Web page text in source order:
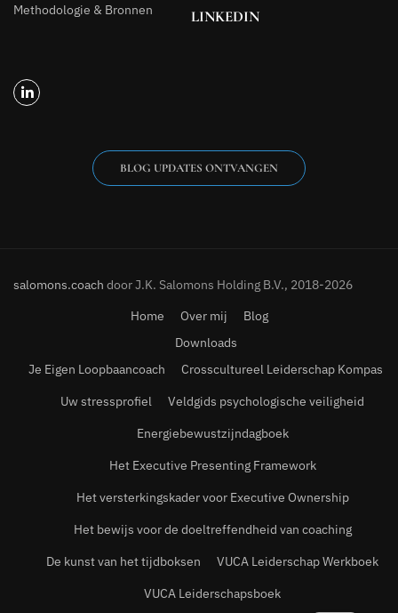
Methodologie & Bronnen
LINKEDIN
BLOG UPDATES ONTVANGEN
salomons.coach door J.K. Salomons Holding B.V., 2018-2026
Home
Over mij
Blog
Downloads
Je Eigen Loopbaancoach
Crosscultureel Leiderschap Kompas
Uw stressprofiel
Veldgids psychologische veiligheid
Energiebewustzijndagboek
Het Executive Presenting Framework
Het versterkingskader voor Executive Ownership
Het bewijs voor de doeltreffendheid van coaching
De kunst van het tijdboksen
VUCA Leiderschap Werkboek
VUCA Leiderschapsboek